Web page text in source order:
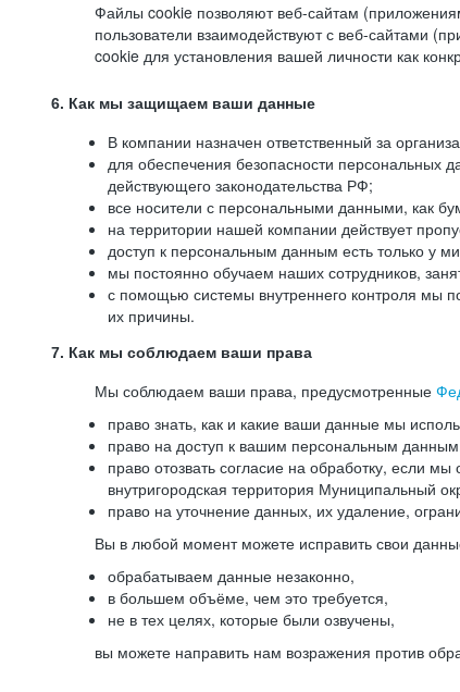
Файлы cookie позволяют веб-сайтам
пользователи взаимодействуют с веб-сайтами
cookie для установления вашей личности как
6. Как мы защищаем ваши данные
В компании назначен ответственный за
для обеспечения безопасности персональных
действующего законодательства РФ;
все носители с персональными данными, как
на территории нашей компании действует
доступ к персональным данным есть только у
мы постоянно обучаем наших сотрудников,
с помощью системы внутреннего контроля мы
их причины.
7. Как мы соблюдаем ваши права
Мы соблюдаем ваши права, предусмотренные
право знать, как и какие ваши данные мы
право на доступ к вашим персональным
право отозвать согласие на обработку, если
внутригородская территория Муниципальный
право на уточнение данных, их удаление,
Вы в любой момент можете исправить свои
обрабатываем данные незаконно,
в большем объёме, чем это требуется,
не в тех целях, которые были озвучены,
вы можете направить нам возражения против